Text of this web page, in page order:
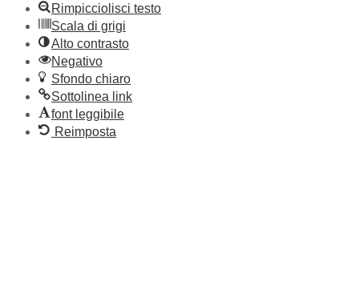
Rimpicciolisci testo
Scala di grigi
Alto contrasto
Negativo
Sfondo chiaro
Sottolinea link
font leggibile
Reimposta